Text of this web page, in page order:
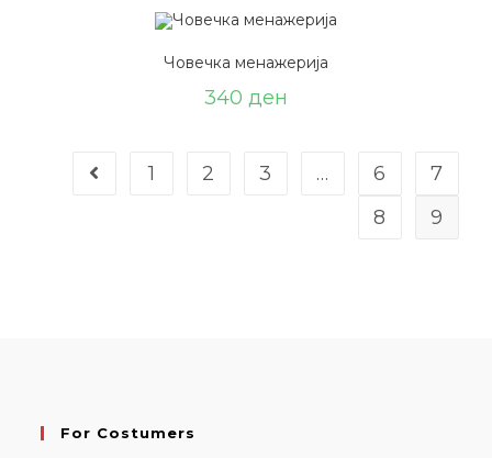
Човечка менажерија
340 ден
1 2 3 … 6
7
8
9
For Costumers